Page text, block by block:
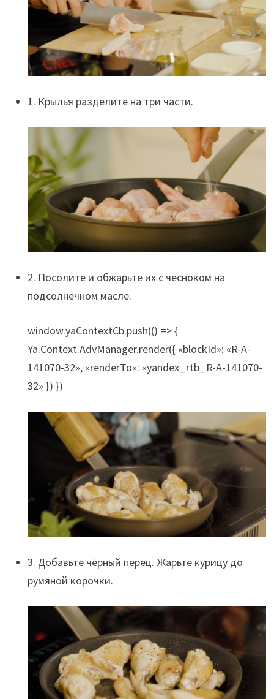
1. Крылья разделите на три части.
2. Посолите и обжарьте их с чесноком на
подсолнечном масле.
window.yaContextCb.push(() => {
Ya.Context.AdvManager.render({ «blockId»: «R-A-
141070-32», «renderTo»: «yandex_rtb_R-A-141070-
32» }) })
3. Добавьте чёрный перец. Жарьте курицу до
румяной корочки.